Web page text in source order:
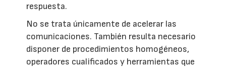
respuesta.
No se trata únicamente de acelerar las
comunicaciones. También resulta necesario
disponer de procedimientos homogéneos,
operadores cualificados y herramientas que